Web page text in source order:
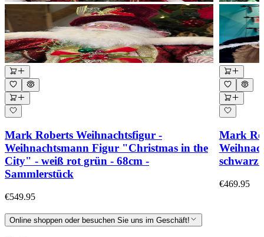
Mark Roberts Weihnachtsfigur -
Weihnachtsmann Figur "Christmas in the
City" - weiß rot grün - 68cm -
Sammlerstück
€549.95
Mark
schwarz
€469.95
Online shoppen oder besuchen Sie uns im Geschäft!